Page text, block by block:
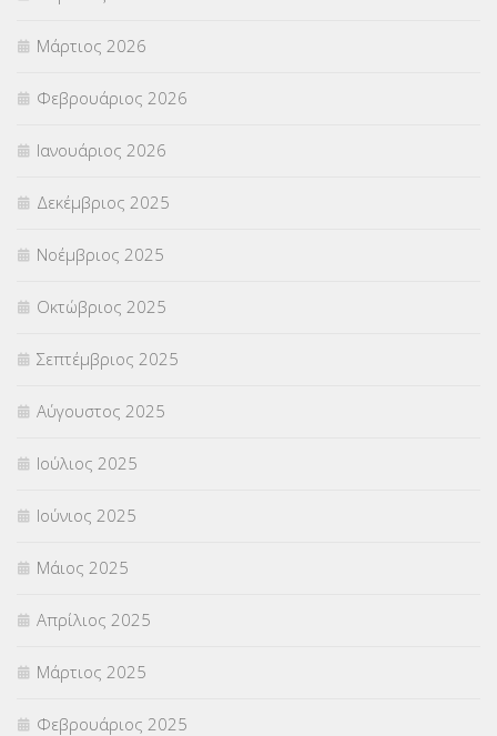
Μάρτιος 2026
Φεβρουάριος 2026
Ιανουάριος 2026
Δεκέμβριος 2025
Νοέμβριος 2025
Οκτώβριος 2025
Σεπτέμβριος 2025
Αύγουστος 2025
Ιούλιος 2025
Ιούνιος 2025
Μάιος 2025
Απρίλιος 2025
Μάρτιος 2025
Φεβρουάριος 2025